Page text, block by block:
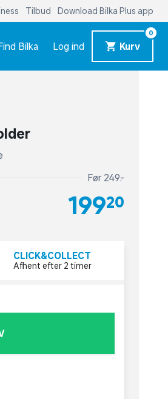
Tilbud Download Bilka Plus app
Bilka Log ind Kurv
0
Før 249,-
199,20
CLICK&COLLECT
Afhent efter 2 timer